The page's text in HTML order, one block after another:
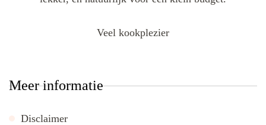
Veel kookplezier
Meer informatie
Disclaimer